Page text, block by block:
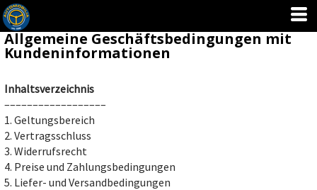
Allgemeine Geschäftsbedingungen mit
Kundeninformationen
Inhaltsverzeichnis
––––––––––––––––––
1. Geltungsbereich
2. Vertragsschluss
3. Widerrufsrecht
4. Preise und Zahlungsbedingungen
5. Liefer- und Versandbedingungen